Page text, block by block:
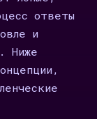
ответы
и
Ниже